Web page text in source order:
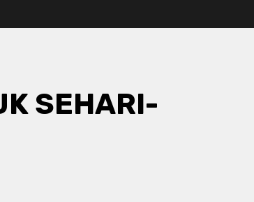
SEHARI-